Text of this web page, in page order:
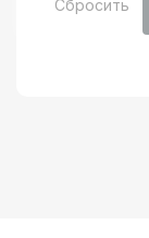
Сбросить